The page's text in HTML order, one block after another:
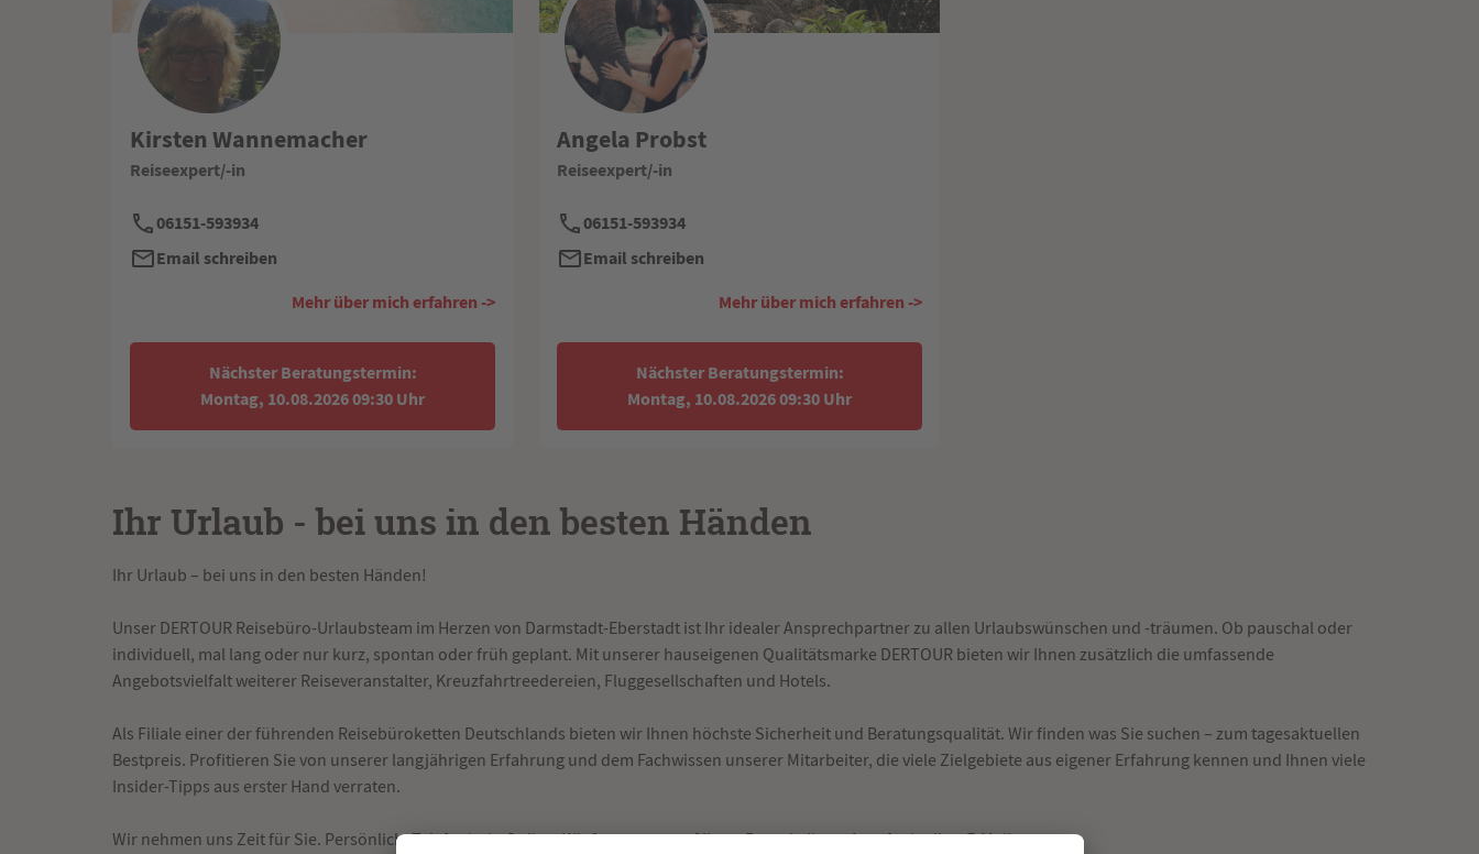
Kirsten Wannemacher
Reiseexpert/-in
06151-593934
Email schreiben
Mehr über mich erfahren ->
Nächster Beratungstermin:
Montag, 10.08.2026 09:30 Uhr
Angela Probst
Reiseexpert/-in
06151-593934
Email schreiben
Mehr über mich erfahren ->
Nächster Beratungstermin:
Montag, 10.08.2026 09:30 Uhr
Ihr Urlaub - bei uns in den besten Händen
Ihr Urlaub – bei uns in den besten Händen!
Unser DERTOUR Reisebüro-Urlaubsteam im Herzen von Darmstadt-Eberstadt ist Ihr idealer Ansprechpartner zu allen Urlaubswünschen und -träumen. Ob pauschal oder
individuell, mal lang oder nur kurz, spontan oder früh geplant. Mit unserer hauseigenen Qualitätsmarke DERTOUR bieten wir Ihnen zusätzlich die umfassende
Angebotsvielfalt weiterer Reiseveranstalter, Kreuzfahrtreedereien, Fluggesellschaften und Hotels.
Als Filiale einer der führenden Reisebüroketten Deutschlands bieten wir Ihnen höchste Sicherheit und Beratungsqualität. Wir finden was Sie suchen – zum tagesaktuellen
Bestpreis. Profitieren Sie von unserer langjährigen Erfahrung und dem Fachwissen unserer Mitarbeiter, die viele Zielgebiete aus eigener Erfahrung kennen und Ihnen viele
Insider-Tipps aus erster Hand verraten.
Wir nehmen uns Zeit für Sie. Persönlich. Telefonisch. Online. Wir freuen uns auf Ihren Besuch, Ihren Anruf oder Ihre E-Mail.